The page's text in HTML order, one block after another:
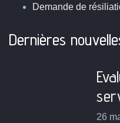
Demande de
Dernières
26